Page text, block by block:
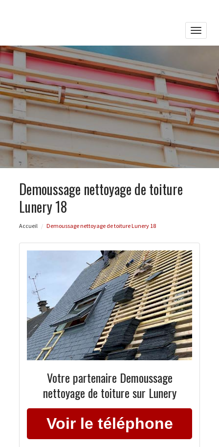
Toggle
Demoussage nettoyage de toiture
Lunery 18
Accueil Demoussage nettoyage de toiture Lunery 18
Votre partenaire Demoussage
nettoyage de toiture sur Lunery